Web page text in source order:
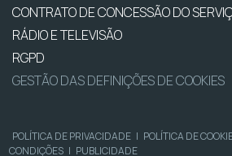
CONTRATO DE CONCESSÃO DO
RÁDIO E TELEVISÃO
RGPD
GESTÃO DAS DEFINIÇÕES DE COOKIES
POLÍTICA DE PRIVACIDADE | POLÍTICA DE
CONDIÇÕES | PUBLICIDADE